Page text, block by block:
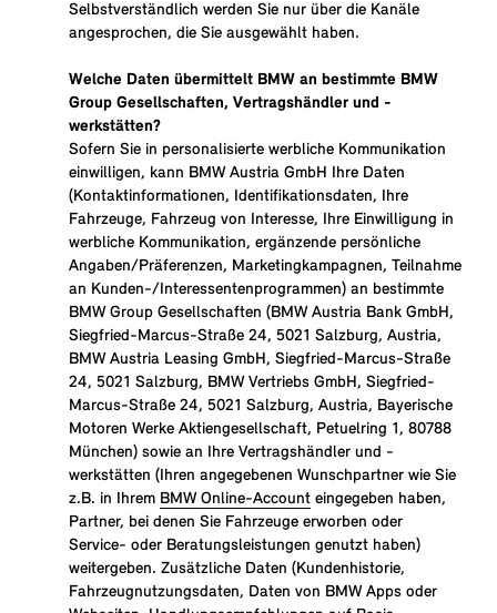
Selbstverständlich werden Sie nur über die Kanäle
angesprochen, die Sie ausgewählt haben.
Welche Daten übermittelt BMW an bestimmte BMW
Group Gesellschaften, Vertragshändler und -
werkstätten?
Sofern Sie in personalisierte werbliche Kommunikation
einwilligen, kann BMW Austria GmbH Ihre Daten
(Kontaktinformationen, Identifikationsdaten, Ihre
Fahrzeuge, Fahrzeug von Interesse, Ihre Einwilligung in
werbliche Kommunikation, ergänzende persönliche
Angaben/Präferenzen, Marketingkampagnen, Teilnahme
an Kunden-/Interessentenprogrammen) an bestimmte
BMW Group Gesellschaften (BMW Austria Bank GmbH,
Siegfried-Marcus-Straße 24, 5021 Salzburg, Austria,
BMW Austria Leasing GmbH, Siegfried-Marcus-Straße
24, 5021 Salzburg, BMW Vertriebs GmbH, Siegfried-
Marcus-Straße 24, 5021 Salzburg, Austria, Bayerische
Motoren Werke Aktiengesellschaft, Petuelring 1, 80788
München) sowie an Ihre Vertragshändler und -
werkstätten (Ihren angegebenen Wunschpartner wie Sie
z.B. in Ihrem BMW Online-Account eingegeben haben,
Partner, bei denen Sie Fahrzeuge erworben oder
Service- oder Beratungsleistungen genutzt haben)
weitergeben. Zusätzliche Daten (Kundenhistorie,
Fahrzeugnutzungsdaten, Daten von BMW Apps oder